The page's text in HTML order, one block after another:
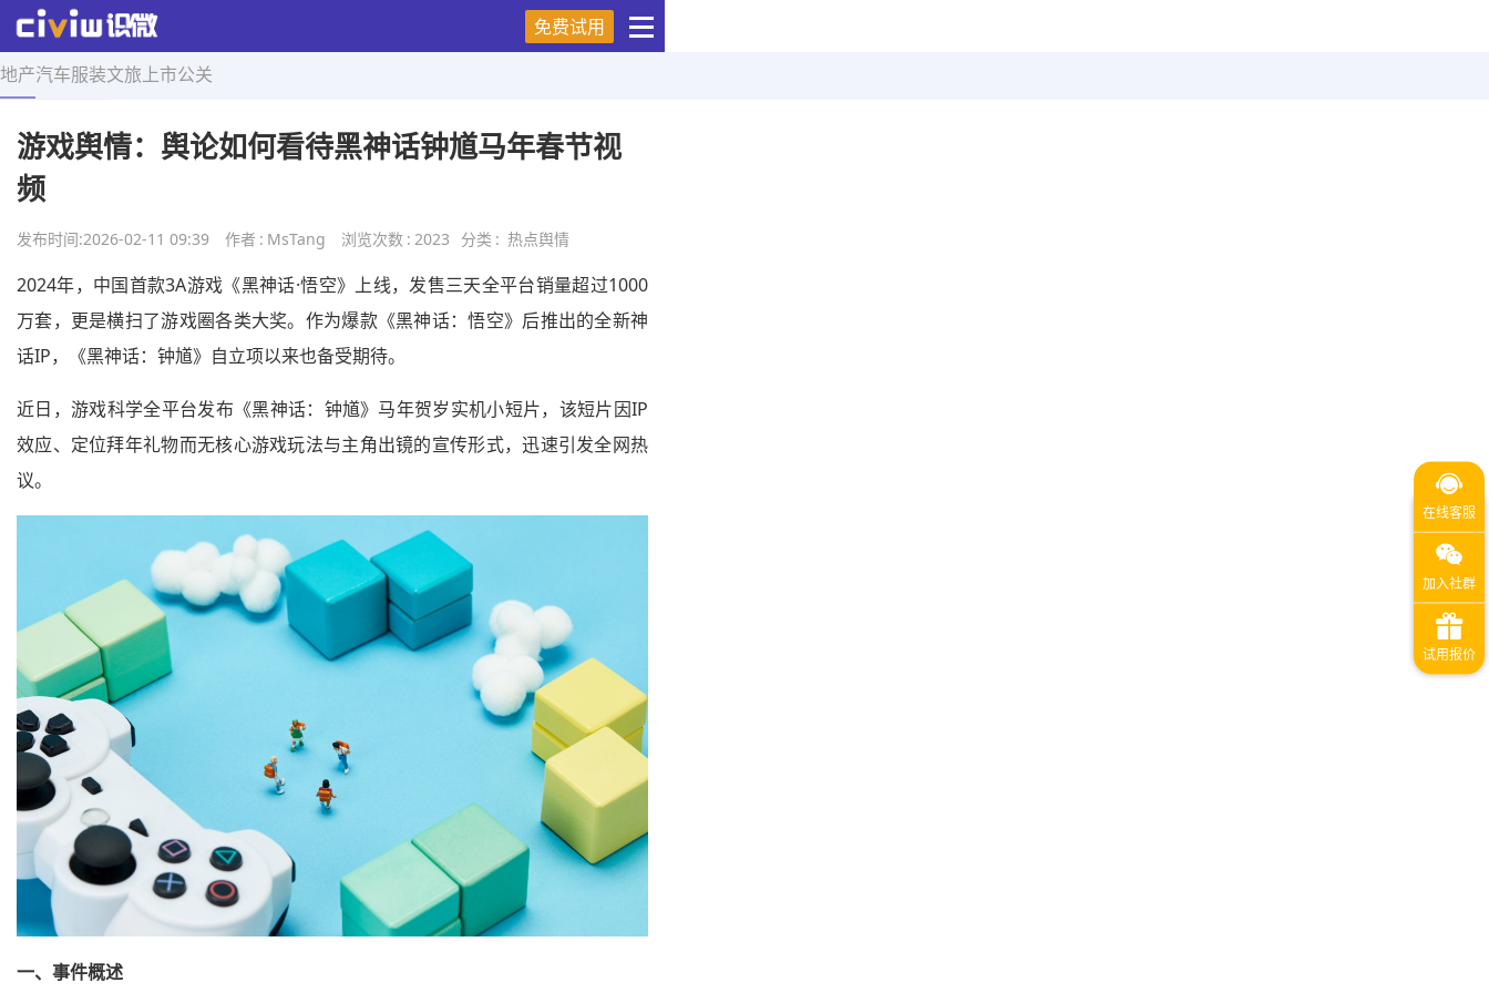
免费试用
地产汽车服装文旅 上市公关
首页 > 热点舆情 > 正文
游戏舆情：舆论如何看待黑神话钟馗马年春节视
频
发布时间:2026-02-11 09:39 作者 : MsTang 浏览次数 : 2023 分类 : 热点舆情
2024年，中国首款3A游戏《黑神话·悟空》上线，发售三天全平台销量超过1000
万套，更是横扫了游戏圈各类大奖。作为爆款《黑神话：悟空》后推出的全新神
话IP，《黑神话：钟馗》自立项以来也备受期待。
近日，游戏科学全平台发布《黑神话：钟馗》马年贺岁实机小短片，该短片因IP
效应、定位拜年礼物而无核心游戏玩法与主角出镜的宣传形式，迅速引发全网热
议。
一、 事件概述